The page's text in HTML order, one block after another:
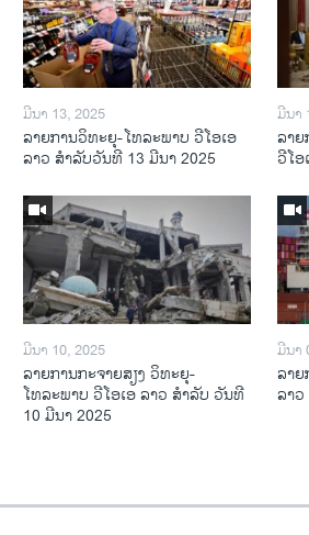
ມີນາ 13, 2025
ລາຍການວິ​ທະ​ຍຸ-ໂທ​ລະ​ພາບ ວີໂອເອ
ລາວ ສຳ​ລັບ​ວັນ​ທີ 13 ມີ​ນາ 2025
ມີນາ
ລາ
ວີໂອ
ມີນາ 10, 2025
ລາຍການກະຈາຍສຽງ ວິທະຍຸ-
ໂທລະພາບ ວີໂອເອ ລາວ ສຳລັບ ວັນທີ
10 ມີນາ 2025
ມີນາ
ລາ
ລາ